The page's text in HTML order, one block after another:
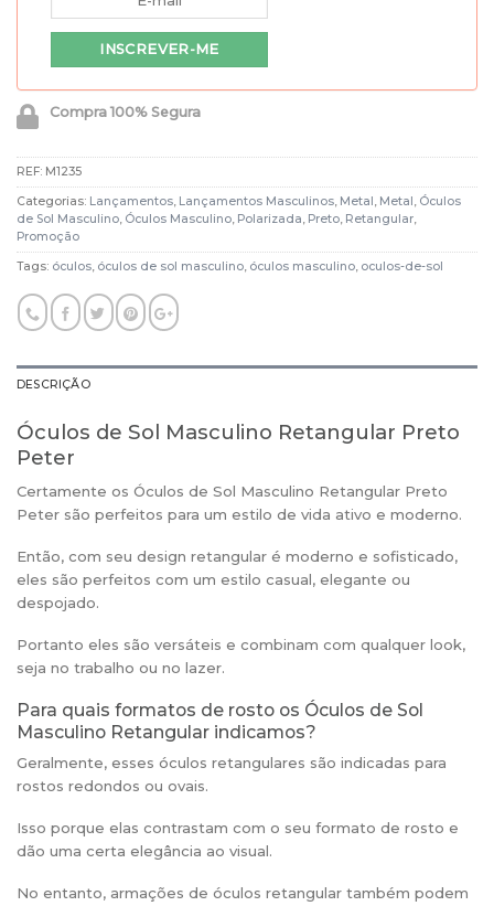
Compra 100% Segura
REF: M1235
Categorias: Lançamentos, Lançamentos Masculinos, Metal , Metal , Óculos
de Sol Masculino, Óculos Masculino, Polarizada, Preto, Retangular,
Promoção
Tags: óculos, óculos de sol masculino, óculos masculino, oculos-de-sol
DESCRIÇÃO
Óculos de Sol Masculino Retangular Preto
Peter
Certamente os Óculos de Sol Masculino Retangular Preto
Peter são perfeitos para um estilo de vida ativo e moderno.
Então, com seu design retangular é moderno e sofisticado,
eles são perfeitos com um estilo casual, elegante ou
despojado.
Portanto eles são versáteis e combinam com qualquer look,
seja no trabalho ou no lazer.
Para quais formatos de rosto os Óculos de Sol
Masculino Retangular indicamos?
Geralmente, esses óculos retangulares são indicadas para
rostos redondos ou ovais.
Isso porque elas contrastam com o seu formato de rosto e
dão uma certa elegância ao visual.
No entanto, armações de óculos retangular também podem